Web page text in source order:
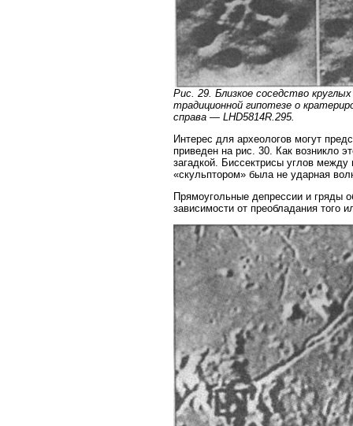
Рис. 29. Близкое соседство
традиционной гипотезе о
справа — LHD5814R.295.
Интерес для археологов могут
приведен на рис. 30. Как возникло
загадкой. Биссектрисы углов
«скульптором» была не ударная
Прямоугольные депрессии и гряды
зависимости от преобладания того